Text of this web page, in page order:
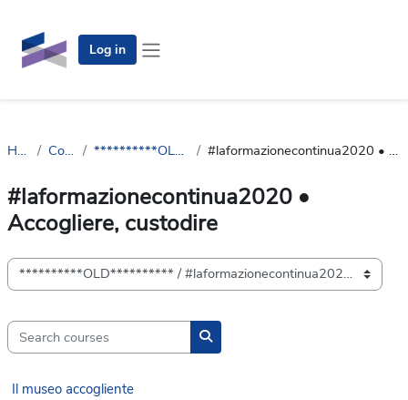
Log in
Home Courses **********OLD********** #laformazionecontinua2020 • Accogliere, custodire
#laformazionecontinua2020 •
Accogliere, custodire
Course categories
Search courses
Search courses
Il museo accogliente